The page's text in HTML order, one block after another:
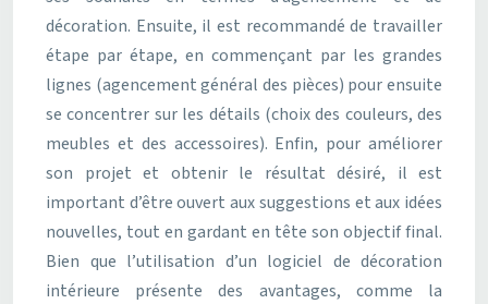
décoration. Ensuite, il est recommandé de travailler
étape par étape, en commençant par les grandes
lignes (agencement général des pièces) pour ensuite
se concentrer sur les détails (choix des couleurs, des
meubles et des accessoires). Enfin, pour améliorer
son projet et obtenir le résultat désiré, il est
important d’être ouvert aux suggestions et aux idées
nouvelles, tout en gardant en tête son objectif final.
Bien que l’utilisation d’un logiciel de décoration
intérieure présente des avantages, comme la